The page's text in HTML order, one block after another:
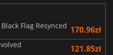
Flag Resynced 170.96zł
121.85zł